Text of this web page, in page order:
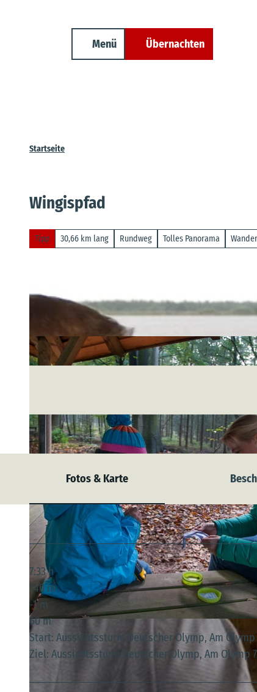
Menü Übernachten
Startseite
Wingispfad
Tipp 30,66 km lang Rundweg Tolles Panorama
© Bernd Otten, Samtgemeinde Land Hadeln, Bernd Otten |
Fotos & Karte
7:33 h
140 m
-1 m
60 m
Start: Aussichtssturm Deutscher Olymp, Am Olymp
Ziel: Aussichtssturm Deutscher Olymp, Am Olymp